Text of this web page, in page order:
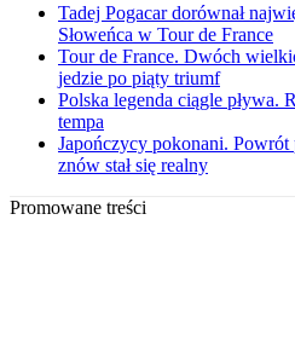
Tadej Pogacar dorównał
Słoweńca w Tour de France
Tour de France. Dwóch
jedzie po piąty triumf
Polska legenda ciągle pływa.
tempa
Japończycy pokonani.
znów stał się realny
Promowane treści